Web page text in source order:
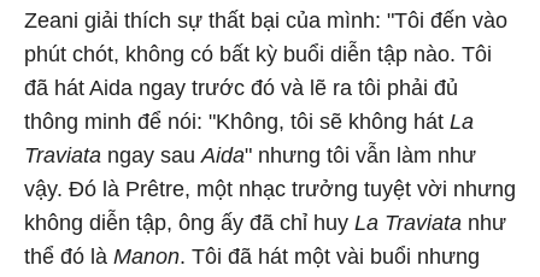
Zeani giải thích sự thất bại của mình: "Tôi đến vào
phút chót, không có bất kỳ buổi diễn tập nào. Tôi
đã hát Aida ngay trước đó và lẽ ra tôi phải đủ
thông minh để nói: "Không, tôi sẽ không hát La
Traviata ngay sauAida" nhưng tôi vẫn làm như
vậy. Đó là Prêtre, một nhạc trưởng tuyệt vời nhưng
không diễn tập, ông ấy đã chỉ huy La Traviata như
thể đó là Manon. Tôi đã hát một vài buổi nhưng